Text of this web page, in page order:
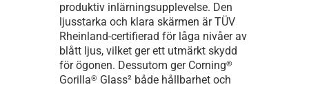
produktiv inlärningsupplevelse. Den
ljusstarka och klara skärmen är TÜV
Rheinland-certifierad för låga nivåer av
blått ljus, vilket ger ett utmärkt skydd
för ögonen. Dessutom ger Corning®
Gorilla® Glass2 både hållbarhet och